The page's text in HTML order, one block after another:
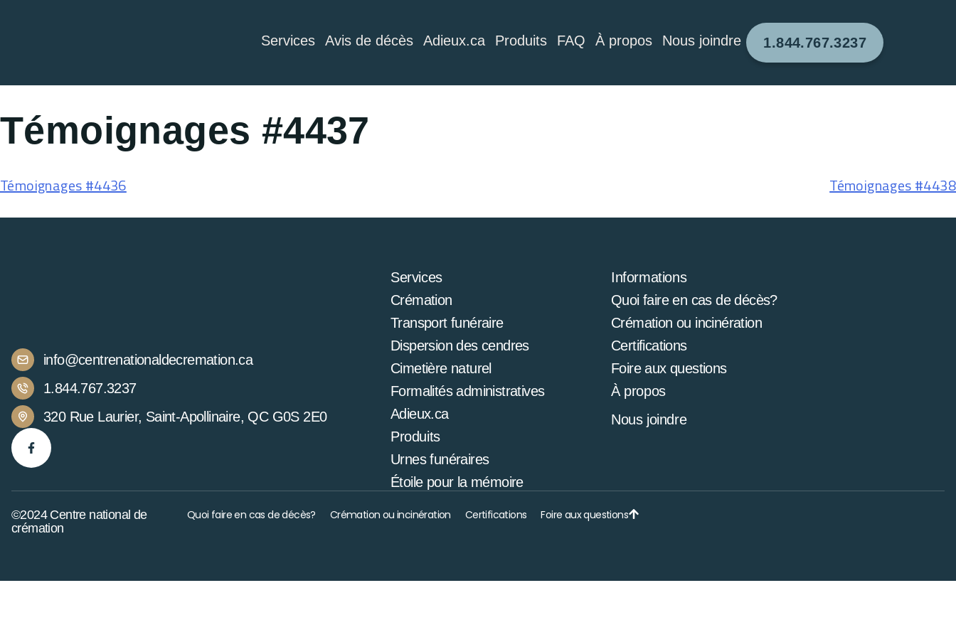
Services Avis de décès Adieux.ca Produits FAQ À propos Nous joindre 1.844.767.3237
Témoignages #4437
Témoignages #4436 Témoignages #4438
info@centrenationaldecremation.ca
1.844.767.3237
320 Rue Laurier, Saint-Apollinaire, QC G0S 2E0
Services
Crémation
Transport funéraire
Dispersion des cendres
Cimetière naturel
Formalités administratives
Adieux.ca
Produits
Urnes funéraires
Étoile pour la mémoire
Informations
Quoi faire en cas de décès?
Crémation ou incinération
Certifications
Foire aux questions
À propos
Nous joindre
©2024 Centre national de
crémation
Quoi faire en cas de décès? Crémation ou incinération Certifications Foire aux questions